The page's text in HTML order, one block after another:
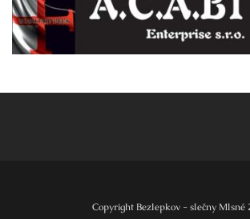
Copyright Bezlepkov - slečny Mlsné